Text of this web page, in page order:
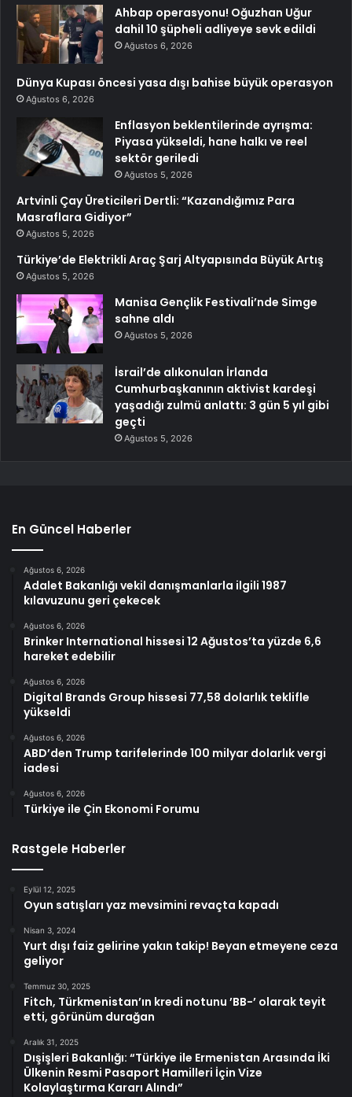
Ahbap operasyonu! Oğuzhan Uğur
dahil 10 şüpheli adliyeye sevk edildi
Ağustos 6, 2026
Dünya Kupası öncesi yasa dışı bahise büyük operasyon
Ağustos 6, 2026
Enflasyon beklentilerinde ayrışma:
Piyasa yükseldi, hane halkı ve reel
sektör geriledi
Ağustos 5, 2026
Artvinli Çay Üreticileri Dertli: “Kazandığımız Para
Masraflara Gidiyor”
Ağustos 5, 2026
Türkiye’de Elektrikli Araç Şarj Altyapısında Büyük Artış
Ağustos 5, 2026
Manisa Gençlik Festivali’nde Simge
sahne aldı
Ağustos 5, 2026
İsrail’de alıkonulan İrlanda
Cumhurbaşkanının aktivist kardeşi
yaşadığı zulmü anlattı: 3 gün 5 yıl gibi
geçti
Ağustos 5, 2026
En Güncel Haberler
Ağustos 6, 2026
Adalet Bakanlığı vekil danışmanlarla ilgili 1987
kılavuzunu geri çekecek
Ağustos 6, 2026
Brinker International hissesi 12 Ağustos’ta yüzde 6,6
hareket edebilir
Ağustos 6, 2026
Digital Brands Group hissesi 77,58 dolarlık teklifle
yükseldi
Ağustos 6, 2026
ABD’den Trump tarifelerinde 100 milyar dolarlık vergi
iadesi
Ağustos 6, 2026
Türkiye ile Çin Ekonomi Forumu
Rastgele Haberler
Eylül 12, 2025
Oyun satışları yaz mevsimini revaçta kapadı
Nisan 3, 2024
Yurt dışı faiz gelirine yakın takip! Beyan etmeyene ceza
geliyor
Temmuz 30, 2025
Fitch, Türkmenistan’ın kredi notunu ’BB-’ olarak teyit
etti, görünüm durağan
Aralık 31, 2025
Dışişleri Bakanlığı: “Türkiye ile Ermenistan Arasında İki
Ülkenin Resmi Pasaport Hamilleri İçin Vize
Kolaylaştırma Kararı Alındı”